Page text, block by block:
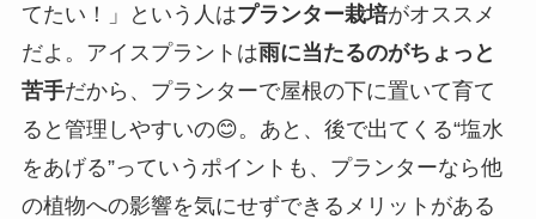
てたい！」という人はプランター栽培がオススメ
だよ。アイスプラントは雨に当たるのがちょっと
苦手だから、プランターで屋根の下に置いて育て
ると管理しやすいの😊。あと、後で出てくる“塩水
をあげる”っていうポイントも、プランターなら他
の植物への影響を気にせずできるメリットがある